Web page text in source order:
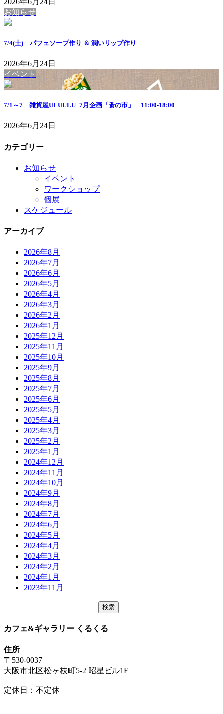
お知らせ
7/4(土) パフェソープ作り ＆ 潤いリップ作り
2026年6月24日
イベント
7/1～7 雑貨屋ULUULU_7月企画「蚤の市」 11:00-18:00
2026年6月24日
カテゴリー
お知らせ
イベント
ワークショップ
個展
スケジュール
アーカイブ
2026年8月
2026年7月
2026年6月
2026年5月
2026年4月
2026年3月
2026年2月
2026年1月
2025年12月
2025年11月
2025年10月
2025年9月
2025年8月
2025年7月
2025年6月
2025年5月
2025年4月
2025年3月
2025年2月
2025年1月
2024年12月
2024年11月
2024年10月
2024年9月
2024年8月
2024年7月
2024年6月
2024年5月
2024年4月
2024年3月
2024年2月
2024年1月
2023年11月
カフェ&ギャラリー くるくる
住所
〒530-0037
大阪市北区松ヶ枝町5-2 昭星ビル1F
定休日：不定休